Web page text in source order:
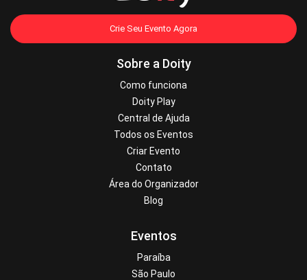
Crie Seu Evento Agora
Sobre a Doity
Como funciona
Doity Play
Central de Ajuda
Todos os Eventos
Criar Evento
Contato
Área do Organizador
Blog
Eventos
Paraíba
São Paulo